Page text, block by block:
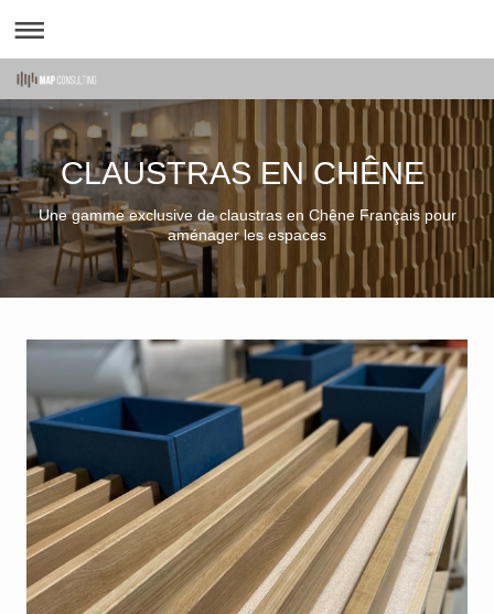
CLAUSTRAS EN CHÊNE
Une gamme exclusive de claustras en Chêne Français pour
aménager les espaces